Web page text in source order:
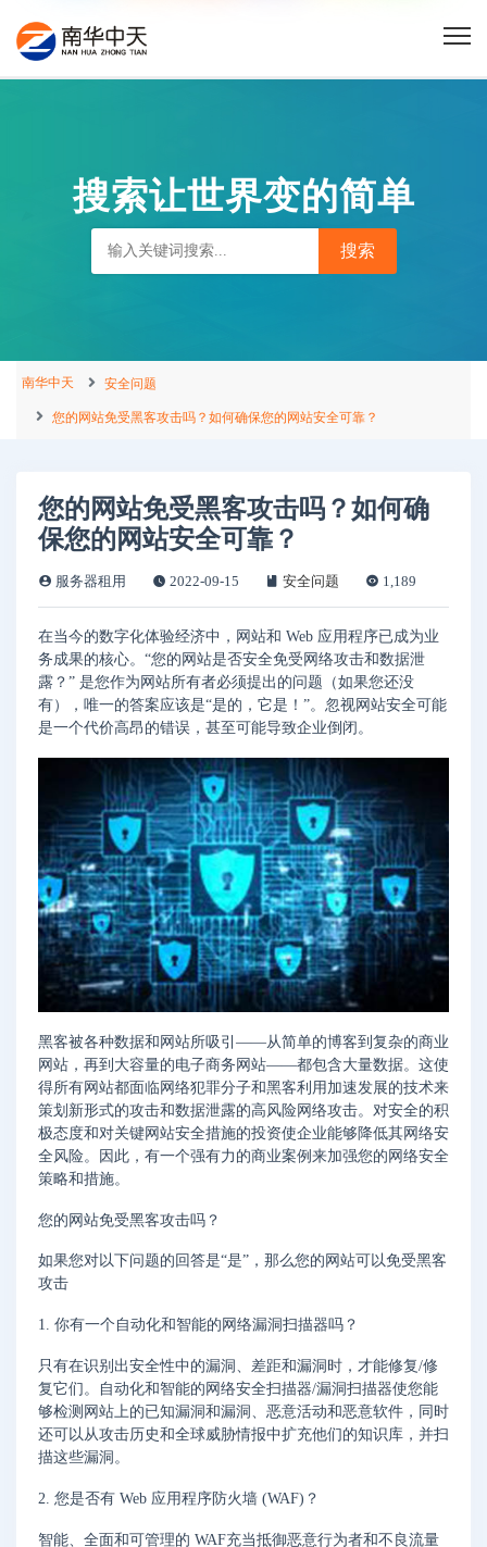
搜索让世界变的简单
南华中天 安全问题
您的网站免受黑客攻击吗？如何确保您的网站安全可靠？
您的网站免受黑客攻击吗？如何确
保您的网站安全可靠？
服务器租用 2022-09-15 安全问题 1,189
在当今的数字化体验经济中，网站和 Web 应用程序已成为业
务成果的核心。“您的网站是否安全免受网络攻击和数据泄
露？” 是您作为网站所有者必须提出的问题（如果您还没
有），唯一的答案应该是“是的，它是！”。忽视网站安全可能
是一个代价高昂的错误，甚至可能导致企业倒闭。
黑客被各种数据和网站所吸引——从简单的博客到复杂的商业
网站，再到大容量的电子商务网站——都包含大量数据。这使
得所有网站都面临网络犯罪分子和黑客利用加速发展的技术来
策划新形式的攻击和数据泄露的高风险网络攻击。对安全的积
极态度和对关键网站安全措施的投资使企业能够降低其网络安
全风险。因此，有一个强有力的商业案例来加强您的网络安全
策略和措施。
您的网站免受黑客攻击吗？
如果您对以下问题的回答是“是”，那么您的网站可以免受黑客
攻击
1. 你有一个自动化和智能的网络漏洞扫描器吗？
只有在识别出安全性中的漏洞、差距和漏洞时，才能修复/修
复它们。自动化和智能的网络安全扫描器/漏洞扫描器使您能
够检测网站上的已知漏洞和漏洞、恶意活动和恶意软件，同时
还可以从攻击历史和全球威胁情报中扩充他们的知识库，并扫
描这些漏洞。
2. 您是否有 Web 应用程序防火墙 (WAF)？
智能、全面和可管理的 WAF充当抵御恶意行为者和不良流量